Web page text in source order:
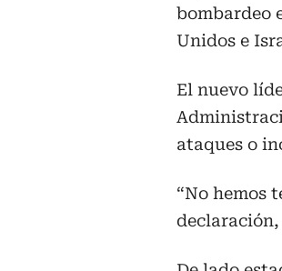
bombardeo
Unidos e
El nuevo
ataques o
“No hemos
declaración,